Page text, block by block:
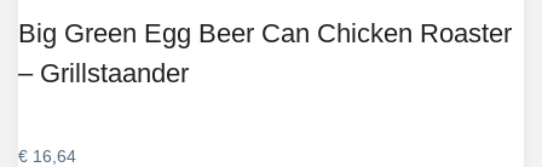
Big Green Egg Beer Can Chicken Roaster
– Grillstaander
€ 16,64